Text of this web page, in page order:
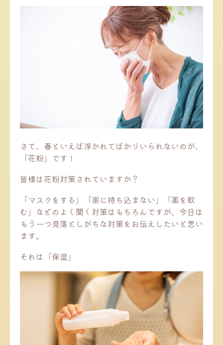
さて、春といえば浮かれてばかりいられないのが、
「花粉」です！
皆様は花粉対策されていますか？
「マスクをする」「家に持ち込まない」「薬を飲
む」などのよく聞く対策はもちろんですが、今日は
もう一つ見落としがちな対策をお伝えしたいと思い
ます。
それは「保湿」